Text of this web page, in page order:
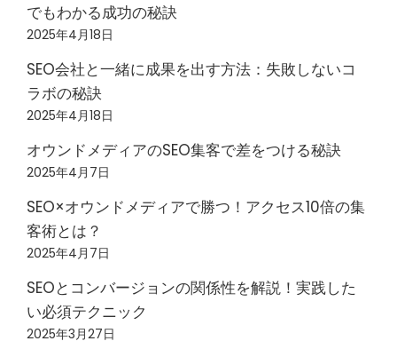
でもわかる成功の秘訣
2025年4月18日
SEO会社と一緒に成果を出す方法：失敗しないコ
ラボの秘訣
2025年4月18日
オウンドメディアのSEO集客で差をつける秘訣
2025年4月7日
SEO×オウンドメディアで勝つ！アクセス10倍の集
客術とは？
2025年4月7日
SEOとコンバージョンの関係性を解説！実践した
い必須テクニック
2025年3月27日